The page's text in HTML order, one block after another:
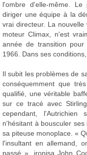
l'ombre d'elle-même.
diriger une équipe à la
vrai directeur. La
moteur Climax, n'est
année de transition
1966. Dans ses
Il subit les problèmes de
conséquemment que
qualifié, une véritable
sur ce tracé avec
cependant,
n'hésitant à bousculer
sa piteuse monoplace. «
l'insultant en allemand,
passé », ironisa John